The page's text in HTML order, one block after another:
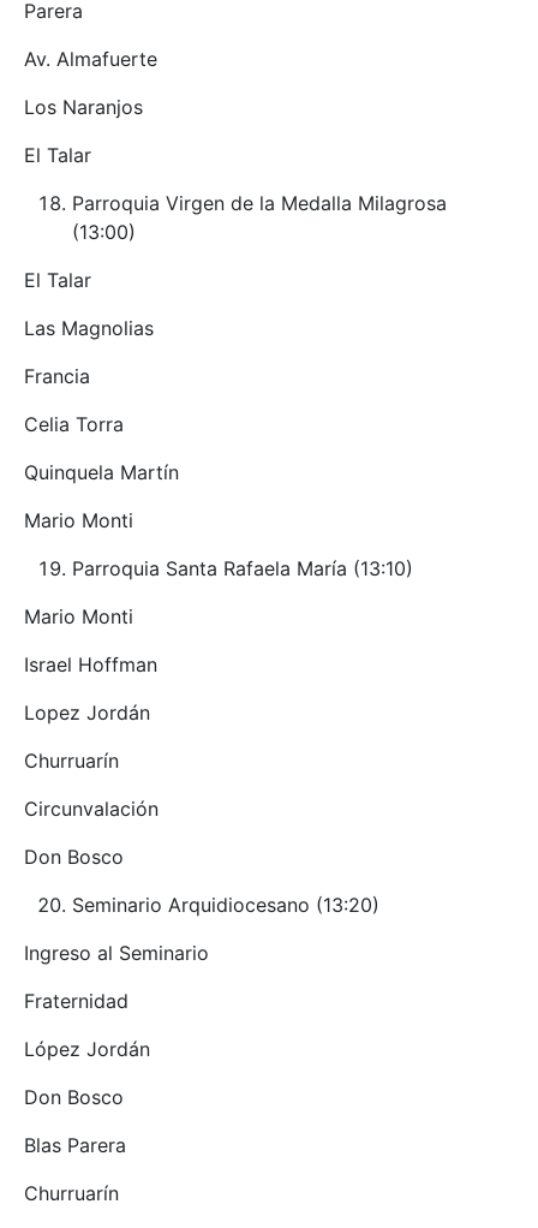
Parera
Av. Almafuerte
Los Naranjos
El Talar
Parroquia Virgen de la Medalla Milagrosa
(13:00)
El Talar
Las Magnolias
Francia
Celia Torra
Quinquela Martín
Mario Monti
Parroquia Santa Rafaela María (13:10)
Mario Monti
Israel Hoffman
Lopez Jordán
Churruarín
Circunvalación
Don Bosco
Seminario Arquidiocesano (13:20)
Ingreso al Seminario
Fraternidad
López Jordán
Don Bosco
Blas Parera
Churruarín